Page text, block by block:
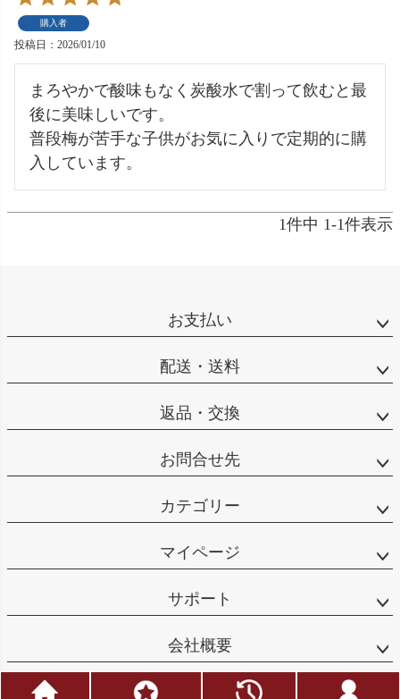
購入者
投稿日 2026/01/10
まろやかで酸味もなく炭酸水で割って飲むと最
後に美味しいです。
普段梅が苦手な子供がお気に入りで定期的に購
1件中 1-1件表示
お支払い
配送・送料
返品・交換
お問合せ先
カテゴリー
マイページ
サポート
会社概要